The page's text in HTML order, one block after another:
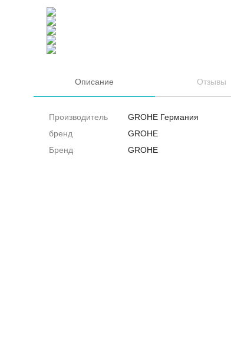
Описание Отзывы
Производитель
GROHE Германия
бренд
GROHE
Бренд
GROHE